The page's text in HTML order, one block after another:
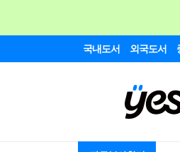
국내도서 외국도서